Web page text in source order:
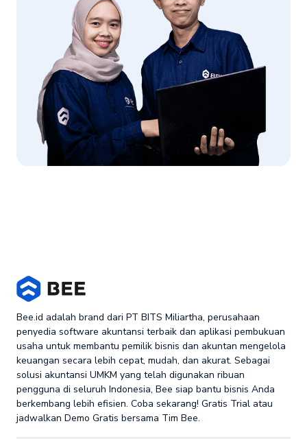
Bee.id adalah brand dari PT BITS Miliartha, perusahaan
penyedia software akuntansi terbaik dan aplikasi pembukuan
usaha untuk membantu pemilik bisnis dan akuntan mengelola
keuangan secara lebih cepat, mudah, dan akurat. Sebagai
solusi akuntansi UMKM yang telah digunakan ribuan
pengguna di seluruh Indonesia, Bee siap bantu bisnis Anda
berkembang lebih efisien. Coba sekarang! Gratis Trial atau
jadwalkan Demo Gratis bersama Tim Bee.